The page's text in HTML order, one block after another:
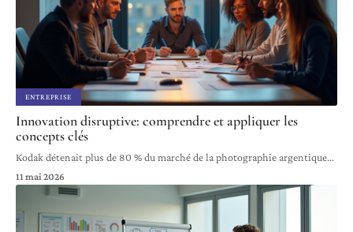
ENTREPRISE
Innovation disruptive: comprendre et appliquer les
concepts clés
Kodak détenait plus de 80 % du marché de la photographie argentique…
11 mai 2026